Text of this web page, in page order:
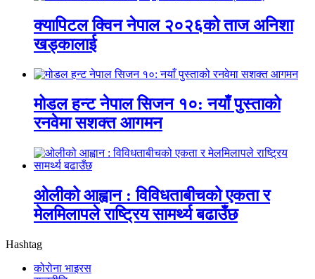
क्यापिटल क्विन नेपाल २०२६को ताज अनिशा
खड्कालाई
मोडल हन्ट नेपाल सिजन १०: नयाँ पुस्ताको
रनवेमा सशक्त आगमन
ओलीको आह्वान : विविधताबीचको एकता र
मेलमिलापले राष्ट्रिय सामर्थ्य बढाउँछ
Hashtag
कोरोना भाइरस